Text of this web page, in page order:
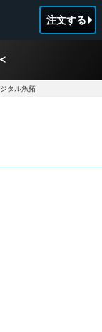
注文する
タル魚拓